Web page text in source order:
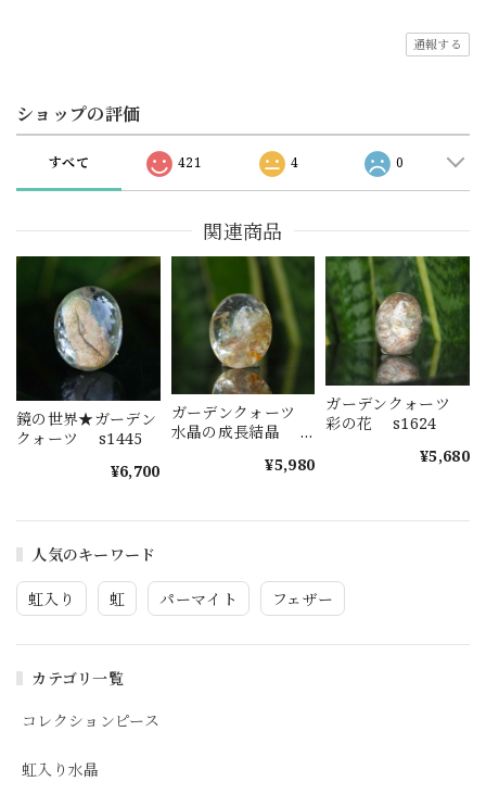
人気のキーワード
虹入り 虹 パーマイト フェザー
カテゴリ一覧
コレクションピース
虹入り水晶
通報する
ショップの評価
すべて 421 4 0
関連商品
鏡の世界★ガーデン
クォーツ s1445
¥6,700
ガーデンクォーツ
水晶の成長結晶
¥5,980
ガーデンクォーツ
彩の花 s1624
¥5,680